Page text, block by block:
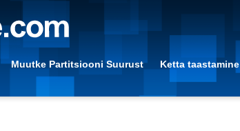
Muutke Partitsiooni Suurust Ketta taastamine